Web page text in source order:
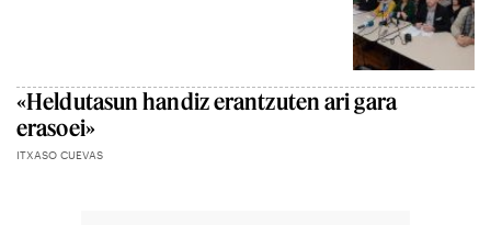
«Heldutasun handiz erantzuten ari gara
erasoei»
ITXASO CUEVAS